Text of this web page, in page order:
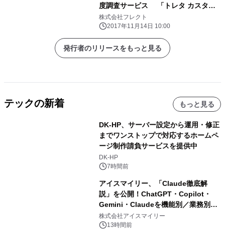
度調査サービス 「トレタ カスタマ
ーボイス」のサービスデザイン、 アプ
リケーション構築を支援
株式会社フレクト
2017年11月14日 10:00
発行者のリリースをもっと見る
テックの新着 もっと見る
DK-HP、サーバー設定から運用・修正
までワンストップで対応するホームペ
ージ制作請負サービスを提供中
DK-HP
7時間前
アイスマイリー、「Claude徹底解
説」を公開！ChatGPT・Copilot・
Gemini・Claudeを機能別／業務別に
比較―自社に合う生成AIの選び方がわ
かる実践ガイド
株式会社アイスマイリー
13時間前